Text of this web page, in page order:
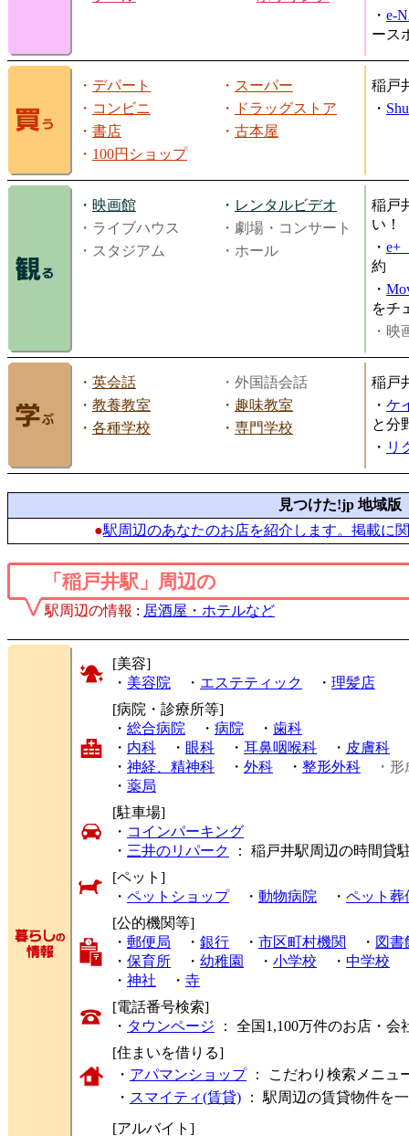
・ e-
ース
・ デパート ・ スーパー
・ コンビニ ・
ドラッグストア
・ 書店 ・ 古本屋
・ 100円ショップ
稲戸
・
・ 映画館 ・ レンタルビデオ
・ライブハウス
・劇場・コンサート
・スタジアム
・ホール
稲戸
い！
・ e+
約
・
をチ
・映
・ 英会話
・外国語会話
・ 教養教室 ・ 趣味教室
・ 各種学校 ・ 専門学校
稲戸
・ ケ
と分
・ リ
見つけた!jp 地域版
●駅周辺のあなたのお店を紹介します。掲載に
「稲戸井駅」周辺の
駅周辺の情報 : 居酒屋・ホテルなど
[美容]
・ 美容院 ・ エステティック ・ 理髪店
[病院・診療所等]
・ 総合病院 ・ 病院 ・ 歯科
・ 内科 ・ 眼科 ・ 耳鼻咽喉科 ・ 皮膚科
・ 神経、精神科 ・ 外科 ・ 整形外科
・
・ 薬局
[駐車場]
・ コインパーキング
・ 三井のリパーク
： 稲戸井駅周辺の時間貸
[ペット]
・ ペットショップ・ 動物病院 ・ ペット葬
[公的機関等]
・ 郵便局 ・ 銀行 ・ 市区町村機関 ・ 図書
・ 保育所 ・ 幼稚園 ・ 小学校 ・ 中学校
・ 神社 ・ 寺
[電話番号検索]
・ タウンページ ： 全国1,100万件のお店・
[住まいを借りる]
・ アパマンショップ： こだわり検索メニュ
・ スマイティ(賃貸) ： 駅周辺の賃貸物件を
[アルバイト]